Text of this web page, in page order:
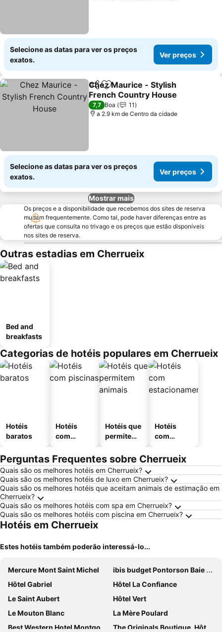
Selecione as datas para ver os preços
exatos.
Ver preços
PartilharAdicionar aos favoritos
Chez Maurice - Stylish
French Country House
7,7 Boa
11
a 2.9 km de Centro da cidade
Selecione as datas para ver os preços
exatos.
Ver preços
Mostrar mais
Os preços e a disponibilidade que recebemos dos sites de reserva
mudam frequentemente. Como tal, pode haver diferenças entre as
ofertas que consulta no trivago e os preços que estão disponíveis
nos sites de reserva.
Outras estadias em Cherrueix
Bed and
breakfasts
Categorias de hotéis populares em Cherrueix
Hotéis
baratos
Hotéis
com
Hotéis que
permitem
Hotéis
com
mento
Perguntas Frequentes sobre Cherrueix
Quais são os melhores hotéis em Cherrueix?
Quais são os melhores hotéis de luxo em Cherrueix?
Quais são os melhores hotéis que aceitam animais de estimação em
Cherrueix?
Quais são os melhores hotéis com spa em Cherrueix?
Quais são os melhores hotéis com piscina em Cherrueix?
Hotéis em Cherrueix
Estes hotéis também poderão interessá-lo...
Mercure Mont Saint Michel
ibis budget Pontorson Baie du Mont-Saint-Michel
Hôtel Gabriel
Hôtel La Confiance
Le Saint Aubert
Hôtel Vert
Le Mouton Blanc
La Mère Poulard
Best Western Hotel Montgomery
The Originals Boutique, Hôtel Les Quatre Salines, Le Mont Saint-Michel Sud